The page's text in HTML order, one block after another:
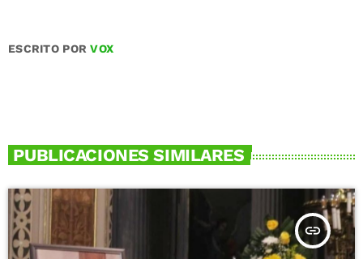
ESCRITO PORVOX
PUBLICACIONES SIMILARES
insert_link